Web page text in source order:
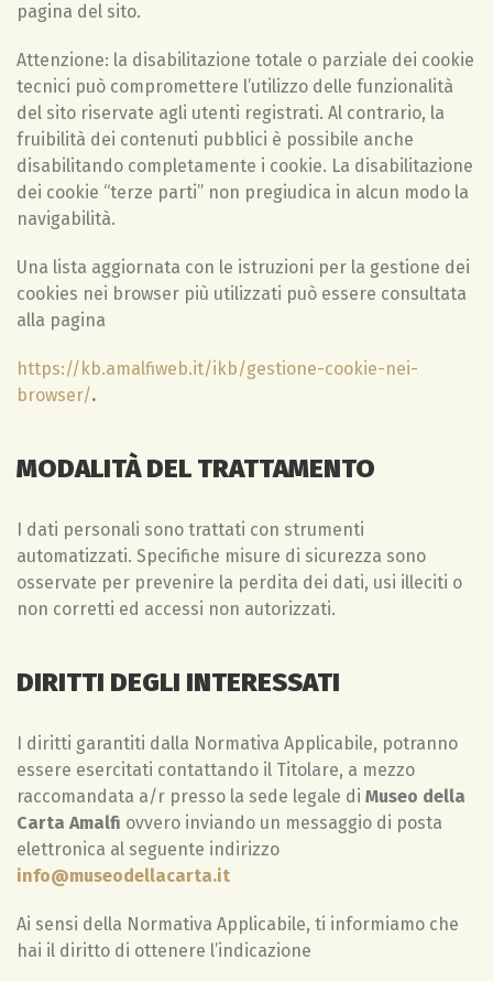
pagina del sito.
Attenzione: la disabilitazione totale o parziale dei cookie
tecnici può compromettere l’utilizzo delle funzionalità
del sito riservate agli utenti registrati. Al contrario, la
fruibilità dei contenuti pubblici è possibile anche
disabilitando completamente i cookie. La disabilitazione
dei cookie “terze parti” non pregiudica in alcun modo la
navigabilità.
Una lista aggiornata con le istruzioni per la gestione dei
cookies nei browser più utilizzati può essere consultata
alla pagina
https://kb.amalfiweb.it/ikb/gestione-cookie-nei-
browser/.
MODALITÀ DEL TRATTAMENTO
I dati personali sono trattati con strumenti
automatizzati. Specifiche misure di sicurezza sono
osservate per prevenire la perdita dei dati, usi illeciti o
non corretti ed accessi non autorizzati.
DIRITTI DEGLI INTERESSATI
I diritti garantiti dalla Normativa Applicabile, potranno
essere esercitati contattando il Titolare, a mezzo
raccomandata a/r presso la sede legale di Museo della
Carta Amalfi ovvero inviando un messaggio di posta
elettronica al seguente indirizzo
info@museodellacarta.it
Ai sensi della Normativa Applicabile, ti informiamo che
hai il diritto di ottenere l’indicazione